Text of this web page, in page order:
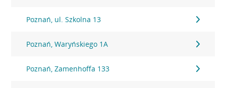
Poznań, ul. Szkolna 13
Poznań, Waryńskiego 1A
Poznań, Zamenhoffa 133